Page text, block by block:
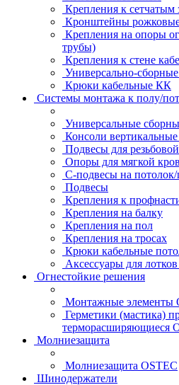
Крепления к сетчатым
Кронштейны
Крепления на опоры
трубы)
Крепления к стене
Универсально-
Крюки кабельные КК
Системы монтажа к полу/
Универсальные
Консоли
Подвесы для
Опоры для мягкой
С-подвесы на
Подвесы
Крепления к
Крепления на балку
Крепления на пол
Крепления на тросах
Крюки кабельные
Аксессуары для
Огнестойкие решения
Монтажные элементы
Герметики (мастика)
Молниезащита
Молниезащита OSTEC
Шинодержатели